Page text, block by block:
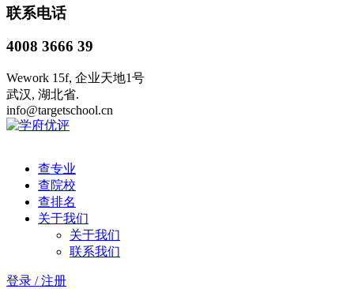
联系电话
4008 3666 39
Wework 15f, 企业天地1号
武汉, 湖北省.
info@targetschool.cn
查专业
查院校
查排名
关于我们
关于我们
联系我们
登录 / 注册